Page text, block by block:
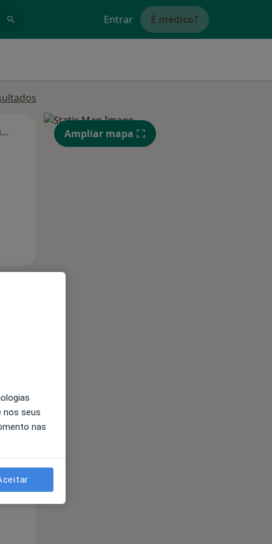
Entrar É médico?
Segunda-feira Qua Qui,
13 Ago
Ampliar mapa
nos seus
nas